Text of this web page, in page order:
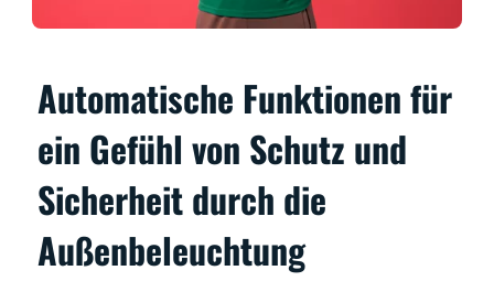
Automatische Funktionen für
ein Gefühl von Schutz und
Sicherheit durch die
Außenbeleuchtung